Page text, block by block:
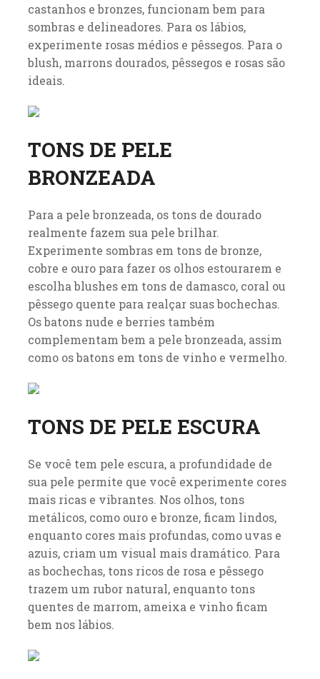
castanhos e bronzes, funcionam bem para
sombras e delineadores. Para os lábios,
experimente rosas médios e pêssegos. Para o
blush, marrons dourados, pêssegos e rosas são
ideais.
TONS DE PELE
BRONZEADA
Para a pele bronzeada, os tons de dourado
realmente fazem sua pele brilhar.
Experimente sombras em tons de bronze,
cobre e ouro para fazer os olhos estourarem e
escolha blushes em tons de damasco, coral ou
pêssego quente para realçar suas bochechas.
Os batons nude e berries também
complementam bem a pele bronzeada, assim
como os batons em tons de vinho e vermelho.
TONS DE PELE ESCURA
Se você tem pele escura, a profundidade de
sua pele permite que você experimente cores
mais ricas e vibrantes. Nos olhos, tons
metálicos, como ouro e bronze, ficam lindos,
enquanto cores mais profundas, como uvas e
azuis, criam um visual mais dramático. Para
as bochechas, tons ricos de rosa e pêssego
trazem um rubor natural, enquanto tons
quentes de marrom, ameixa e vinho ficam
bem nos lábios.